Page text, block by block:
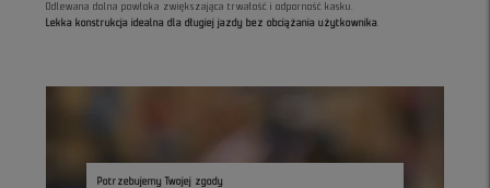
Odlewana dolna powłoka zwiększająca trwałość i odporność kasku.
Lekka konstrukcja idealna dla długiej jazdy bez obciążania użytkownika.
Potrzebujemy Twojej zgody